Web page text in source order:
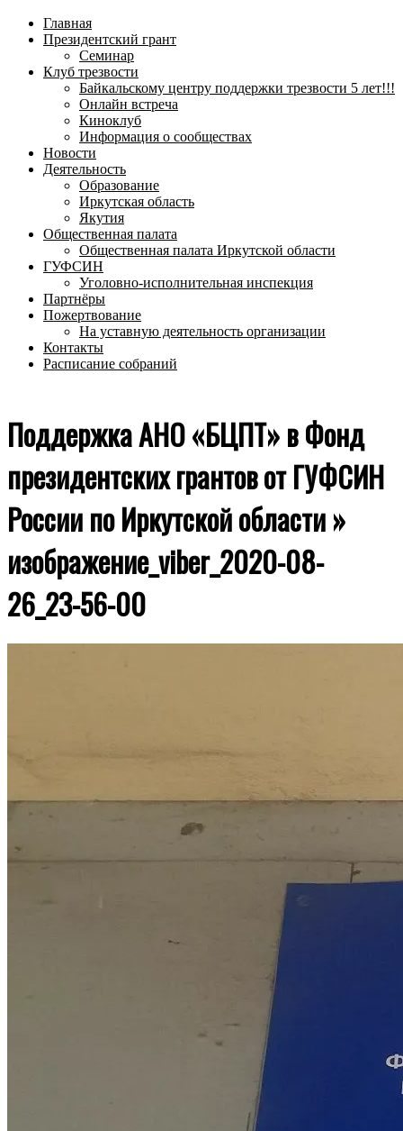
меню
Главная
Президентский грант
Семинар
Клуб трезвости
Байкальскому центру поддержки трезвости 5 лет!!!
Онлайн встреча
Киноклуб
Информация о сообществах
Новости
Деятельность
Образование
Иркутская область
Якутия
Общественная палата
Общественная палата Иркутской области
ГУФСИН
Уголовно-исполнительная инспекция
Партнёры
Пожертвование
На уставную деятельность организации
Контакты
Расписание собраний
Поддержка АНО «БЦПТ» в Фонд
президентских грантов от ГУФСИН
России по Иркутской области »
изображение_viber_2020-08-
26_23-56-00